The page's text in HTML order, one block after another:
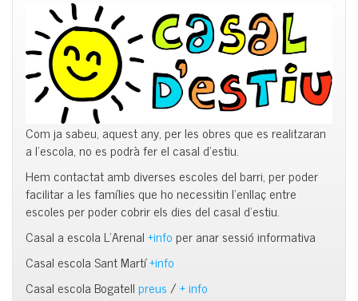
Com ja sabeu, aquest any, per les obres que es realitzaran
a l’escola, no es podrà fer el casal d’estiu.
Hem contactat amb diverses escoles del barri, per poder
facilitar a les famílies que ho necessitin l’enllaç entre
escoles per poder cobrir els dies del casal d’estiu.
Casal a escola L’Arenal+info per anar sessió informativa
Casal escola Sant Martí+info
Casal escola Bogatellpreus/+ info